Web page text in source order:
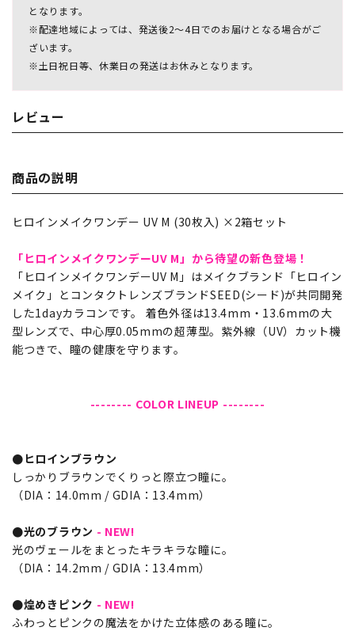
となります。
※配達地域によっては、発送後2～4日でのお届けとなる場合がご
ざいます。
※土日祝日等、休業日の発送はお休みとなります。
レビュー
商品の説明
ヒロインメイクワンデー UV M (30枚入) ×2箱セット
「ヒロインメイクワンデーUV M」から待望の新色登場！
「ヒロインメイクワンデーUV M」はメイクブランド「ヒロイン
メイク」とコンタクトレンズブランドSEED(シード)が共同開発
した1dayカラコンです。 着色外径は13.4mm・13.6mmの大
型レンズで、中心厚0.05mmの超薄型。紫外線（UV）カット機
能つきで、瞳の健康を守ります。
-------- COLOR LINEUP --------
●ヒロインブラウン
しっかりブラウンでくりっと際立つ瞳に。
（DIA：14.0mm / GDIA：13.4mm）
●光のブラウン - NEW!
光のヴェールをまとったキラキラな瞳に。
（DIA：14.2mm / GDIA：13.4mm）
●煌めきピンク - NEW!
ふわっとピンクの魔法をかけた立体感のある瞳に。